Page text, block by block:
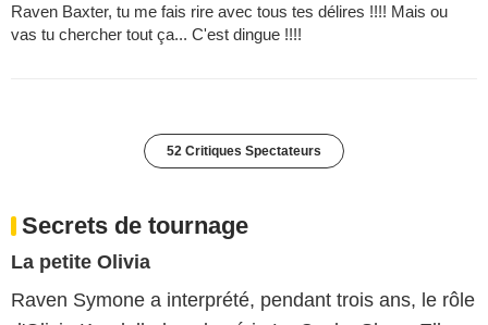
Raven Baxter, tu me fais rire avec tous tes délires !!!! Mais ou
vas tu chercher tout ça... C'est dingue !!!!
52 Critiques Spectateurs
Secrets de tournage
La petite Olivia
Raven Symone a interprété, pendant trois ans, le rôle